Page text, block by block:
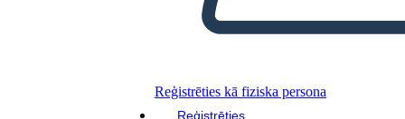
Reģistrēties kā fiziska persona
Reģistrēties